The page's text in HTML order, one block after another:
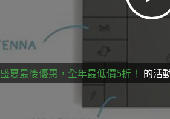
盛夏最後優惠，全年最低價5折！ 的活